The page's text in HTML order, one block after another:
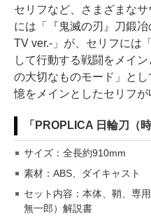
セリフなど、さまざまな
には「『鬼滅の刃』刀鍛
TV ver.-」が、セリフには
して行動する戦闘をメイ
の大切なものモード」と
憶をメインとしたセリフが
「PROPLICA 日輪刀（
サイズ：全長約910mm
素材：ABS、ダイキャスト
セット内容：本体、鞘、専
無一郎）解説書